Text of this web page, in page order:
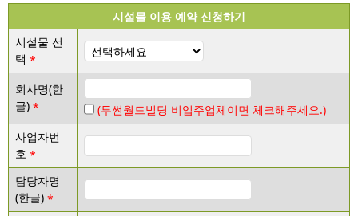
시설물 이용 예약 신청하기
시설물 선
택
회사명(한
글)
(투썬월드빌딩 비입주업체이면 체크해주세요.)
사업자번
호
담당자명
(한글)